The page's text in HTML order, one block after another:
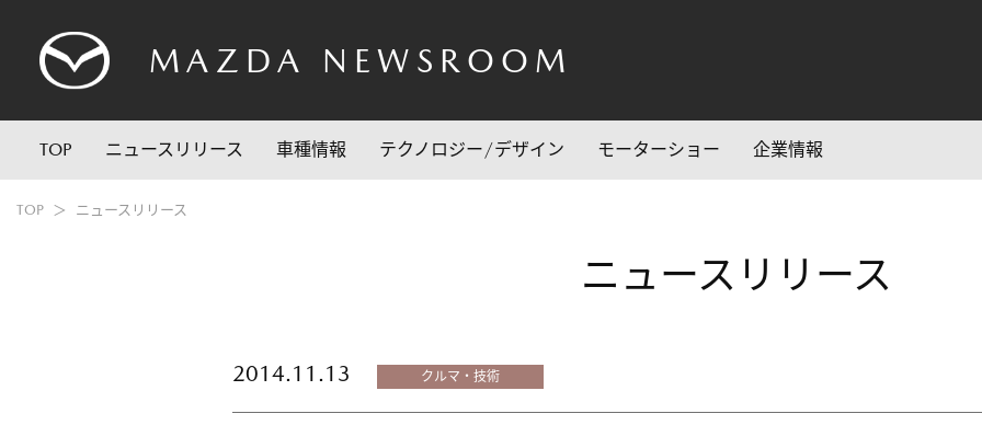
MAZDA NEWSROOM
TOP ニュースリリース 車種情報 テクノロジー/デザイン モーターショー 企業情報
TOP ニュースリリース
ニュースリリース
2014.11.13 クルマ・技術